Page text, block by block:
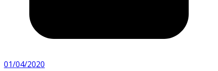
01/04/2020